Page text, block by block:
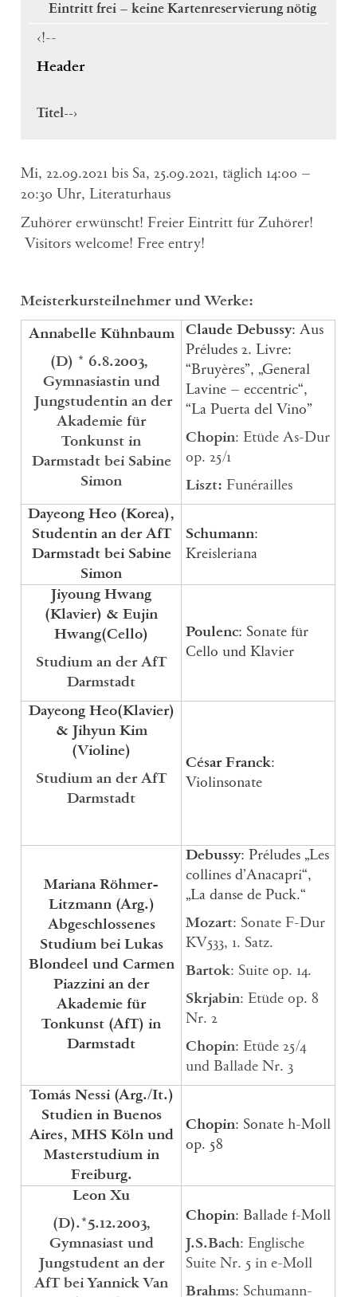
Eintritt frei – keine Kartenreservierung nötig
<!--
Header
Titel-->
Mi, 22.09.2021 bis Sa, 25.09.2021, täglich 14:00 –
20:30 Uhr, Literaturhaus
Zuhörer erwünscht! Freier Eintritt für Zuhörer!
Visitors welcome! Free entry!
Meisterkursteilnehmer und Werke:
Annabelle Kühnbaum
(D) * 6.8.2003,
Gymnasiastin und
Jungstudentin an der
Akademie für
Tonkunst in
Darmstadt bei Sabine
Simon
Claude Debussy: Aus
Préludes 2. Livre:
“Bruyères”, „General
Lavine – eccentric“,
“La Puerta del Vino”
Chopin: Etüde As-Dur
op. 25/1
Liszt:Funérailles
Dayeong Heo (Korea),
Studentin an der AfT
Darmstadt bei Sabine
Simon
Schumann:
Kreisleriana
Jiyoung Hwang
(Klavier) &Eujin
Hwang(Cello)
Studium an der AfT
Darmstadt
Poulenc: Sonate für
Cello und Klavier
Dayeong Heo(Klavier)
& Jihyun Kim
(Violine)
Studium an der AfT
Darmstadt
César Franck:
Violinsonate
Mariana Röhmer-
Litzmann(Arg.)
Abgeschlossenes
Studium bei Lukas
Blondeel und Carmen
Piazzini an der
Akademie für
Tonkunst (AfT) in
Darmstadt
Debussy: Préludes „Les
collines d’Anacapri“,
„La danse de Puck.“
Mozart: Sonate F-Dur
KV533, 1. Satz.
Bartok: Suite op. 14.
Skrjabin: Etüde op. 8
Nr. 2
Chopin: Etüde 25/4
und Ballade Nr. 3
Tomás Nessi(Arg./It.)
Studien in Buenos
Aires, MHS Köln und
Masterstudium in
Freiburg.
Chopin: Sonate h-Moll
op. 58
Leon Xu
(D).*5.12.2003,
Gymnasiast und
Jungstudent an der
AfT bei Yannick Van
Chopin: Ballade f-Moll
J.S.Bach: Englische
Suite Nr. 5 in e-Moll
Brahms: Schumann-